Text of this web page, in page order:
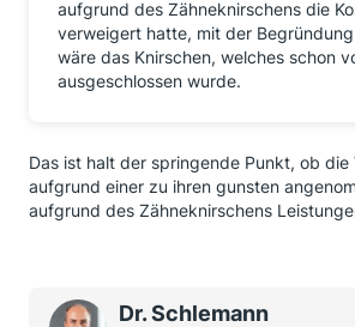
aufgrund des Zähneknirschens die
verweigert hatte, mit der
wäre das Knirschen, welches schon
ausgeschlossen wurde.
Das ist halt der springende Punkt, ob die
aufgrund einer zu ihren gunsten
aufgrund des Zähneknirschens
Dr. Schlemann